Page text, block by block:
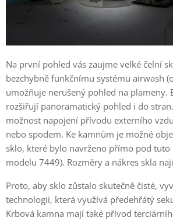
Na první pohled vás zaujme velké čelní
bezchybně funkčnímu systému airwash
umožňuje nerušený pohled na plameny.
rozšiřují panoramatický pohled i do
možnost napojení přívodu externího
nebo spodem. Ke kamnům je možné
sklo, které bylo navrženo přímo pod tuto
modelu 7449). Rozměry a nákres skla
Proto, aby sklo zůstalo skutečně čisté,
technologii, která využívá předehřátý
Krbová kamna mají také přívod